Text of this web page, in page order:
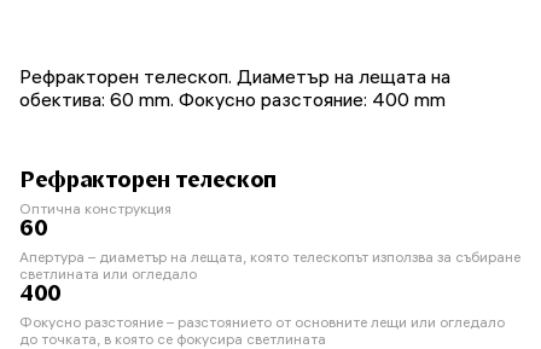
Рефракторен телескоп. Диаметър на лещата на
обектива: 60 mm. Фокусно разстояние: 400 mm
Рефракторен телескоп
Оптична конструкция
60
Апертура – диаметър на лещата, която телескопът използва за събиране
светлината или огледало
400
Фокусно разстояние – разстоянието от основните лещи или огледало
до точката, в която се фокусира светлината